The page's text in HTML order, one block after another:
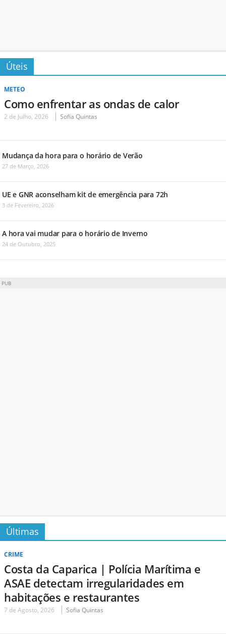
Úteis
METEO
Como enfrentar as ondas de calor
2 de Julho, 2026 Sofia Quintas
Mudança da hora para o horário de Verão
27 de Março, 2026
UE e GNR aconselham kit de emergência para 72h
3 de Fevereiro, 2026
A hora vai mudar para o horário de Inverno
24 de Outubro, 2025
PUB
Últimas
CRIME
Costa da Caparica | Polícia Marítima e
ASAE detectam irregularidades em
habitações e restaurantes
7 de Agosto, 2026 Sofia Quintas